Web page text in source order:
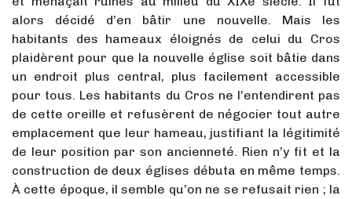
alors décidé d’en bâtir une nouvelle. Mais les
habitants des hameaux éloignés de celui du Cros
plaidèrent pour que la nouvelle église soit bâtie dans
un endroit plus central, plus facilement accessible
pour tous. Les habitants du Cros ne l’entendirent pas
de cette oreille et refusèrent de négocier tout autre
emplacement que leur hameau, justifiant la légitimité
de leur position par son ancienneté. Rien n’y fit et la
construction de deux églises débuta en même temps.
À cette époque, il semble qu’on ne se refusait rien ; la